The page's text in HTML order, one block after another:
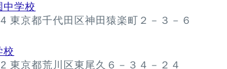
中学校
東京都千代田区神田猿楽町２－３－６
校
東京都荒川区東尾久６－３４－２４